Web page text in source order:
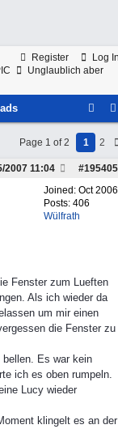
Register Log
Unglaublich aber
Page 1 of 2 1 2
#195405
2007 11:04
Joined: Oct 2006
Posts: 406
Wülfrath
Fenster zum Lueften
Als ich wieder da
um mir einen
die Fenster zu
Es war kein
ich es oben rumpeln.
Lucy wieder
klingelt es an der